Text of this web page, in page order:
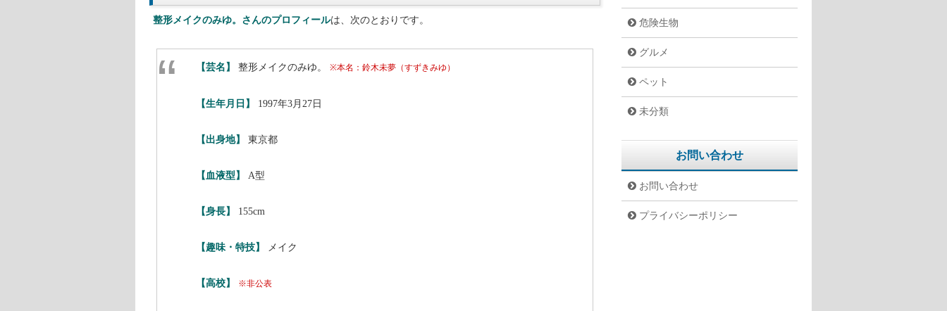
整形メイクのみゆ。さんのプロフィールは、次のとおりです。
【芸名】 整形メイクのみゆ。 ※本名：鈴木未夢（すずきみゆ）
【生年月日】 1997年3月27日
【出身地】 東京都
【血液型】 A型
【身長】 155cm
【趣味・特技】 メイク
【高校】 ※非公表
危険生物
グルメ
ペット
未分類
お問い合わせ
お問い合わせ
プライバシーポリシー